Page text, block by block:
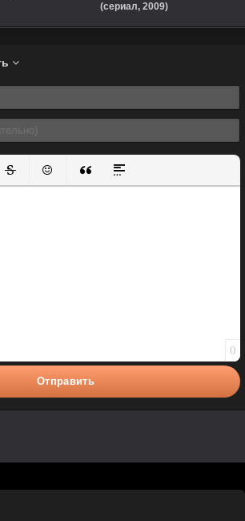
(сериал, 2009)
Вставить смайлик
Вставка цитаты
Вставка спойлера
0
Отправить